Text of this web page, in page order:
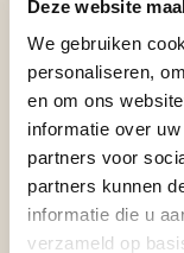
Deze website
We gebruiken
personaliseren,
en om ons
informatie over
partners voor
partners kunnen
informatie die u
verzameld op
Ontdek het
El Salvador